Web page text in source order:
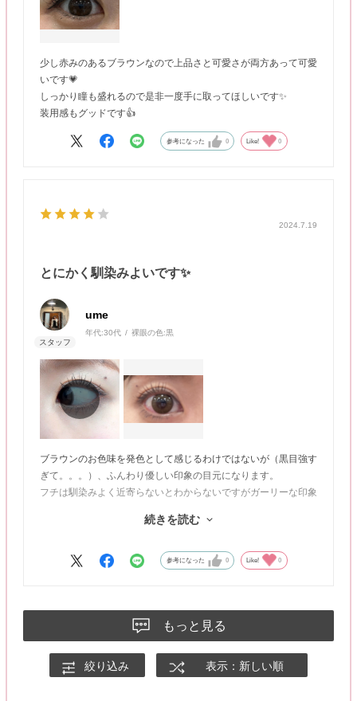
少し赤みのあるブラウンなので上品さと可愛さが両方あって可愛
いです💗
しっかり瞳も盛れるので是非一度手に取ってほしいです✨
装用感もグッドです👍
参考になった 0 Like! 0
2024.7.19
とにかく馴染みよいです✨
ume
年代:30代 裸眼の色:黒
ブラウンのお色味を発色として感じるわけではないが（黒目強す
ぎて。。。）、ふんわり優しい印象の目元になります。
フチは馴染みよく近寄らないとわからないですがガーリーな印象
続きを読む
参考になった 0 Like! 0
もっと見る
絞り込み 表示：新しい順